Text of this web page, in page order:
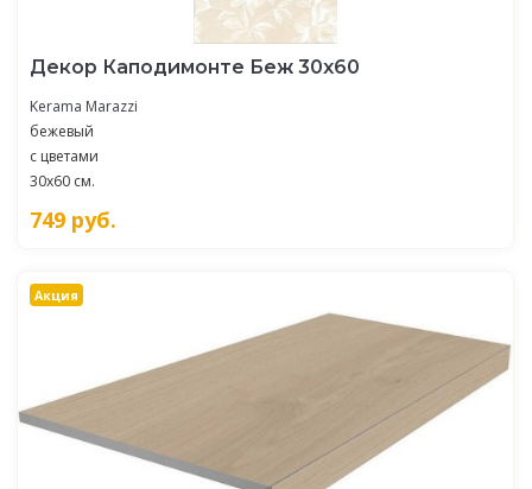
Декор Каподимонте Беж 30х60
Kerama Marazzi
бежевый
с цветами
30x60 см.
749 руб.
Акция